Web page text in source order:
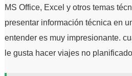
MS Office, Excel y otros temas
presentar información técnica en
entender es muy impresionante.
le gusta hacer viajes no